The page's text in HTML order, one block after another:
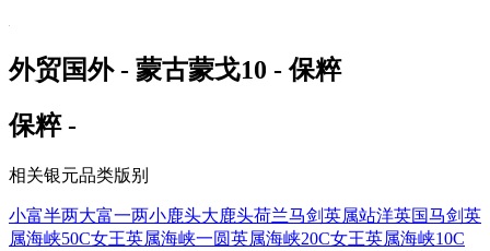
外贸国外 - 蒙古蒙戈10 - 保粹
保粹 -
相关银元品类版别
小富半两大富一两小鹿头大鹿头荷兰马剑英属站洋英国马剑英
属海峡50C女王英属海峡一圆英属海峡20C女王英属海峡10C